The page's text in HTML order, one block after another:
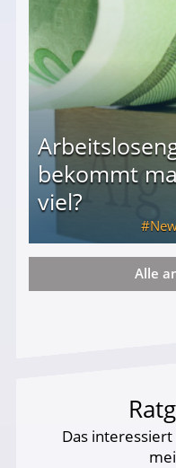
bekommt
viel?
und wie viel?
Alle
Das